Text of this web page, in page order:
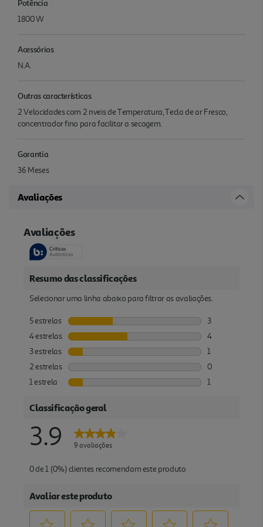
Potência
1800 W
Acessórios
N.A.
Outras características
2 Velocidades com 2 nveis de Temperatura, Tecla de ar Fresco,
concentrador fino para facilitar a secagem.
Garantia
36 Meses
Avaliações